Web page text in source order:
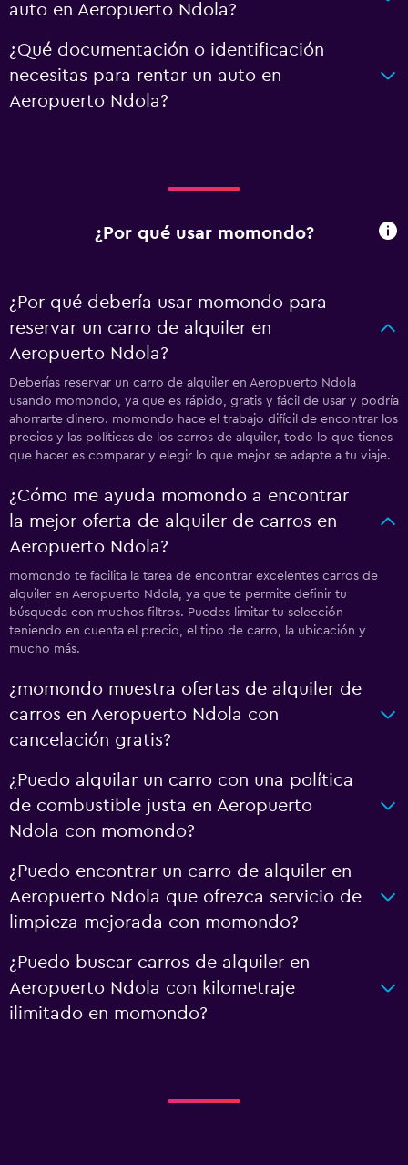
auto en Aeropuerto Ndola?
¿Qué documentación o identificación
necesitas para rentar un auto en
Aeropuerto Ndola?
¿Por qué usar momondo?
¿Por qué debería usar momondo para
reservar un carro de alquiler en
Aeropuerto Ndola?
Deberías reservar un carro de alquiler en Aeropuerto Ndola
usando momondo, ya que es rápido, gratis y fácil de usar y podría
ahorrarte dinero. momondo hace el trabajo difícil de encontrar los
precios y las políticas de los carros de alquiler, todo lo que tienes
que hacer es comparar y elegir lo que mejor se adapte a tu viaje.
¿Cómo me ayuda momondo a encontrar
la mejor oferta de alquiler de carros en
Aeropuerto Ndola?
momondo te facilita la tarea de encontrar excelentes carros de
alquiler en Aeropuerto Ndola, ya que te permite definir tu
búsqueda con muchos filtros. Puedes limitar tu selección
teniendo en cuenta el precio, el tipo de carro, la ubicación y
mucho más.
¿momondo muestra ofertas de alquiler de
carros en Aeropuerto Ndola con
cancelación gratis?
¿Puedo alquilar un carro con una política
de combustible justa en Aeropuerto
Ndola con momondo?
¿Puedo encontrar un carro de alquiler en
Aeropuerto Ndola que ofrezca servicio de
limpieza mejorada con momondo?
¿Puedo buscar carros de alquiler en
Aeropuerto Ndola con kilometraje
ilimitado en momondo?